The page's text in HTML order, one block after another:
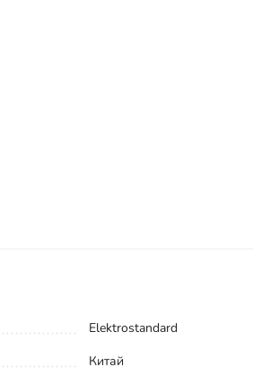
Elektrostandard
Китай